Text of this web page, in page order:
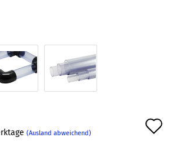
(Ausland abweichend)